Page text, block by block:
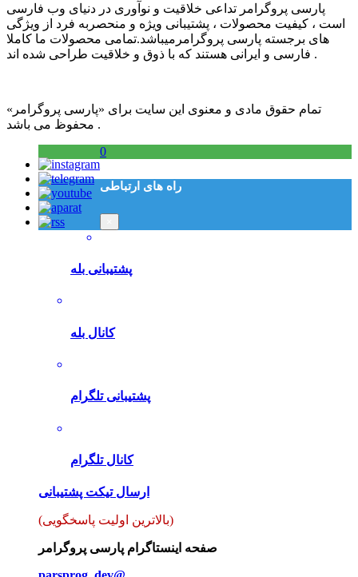
پارسی پروگرامر تداعی خلاقیت و نوآوری در دنیای وب فارسی
است ، کیفیت محصولات ، پشتیبانی ویژه و منحصربه فرد از ویژگی
های برجسته پارسی پروگرامرمیباشد.تمامی محصولات ما کاملا
فارسی و ایرانی هستند که با ذوق و خلاقیت طراحی شده اند .
تمام حقوق مادی و معنوی این سایت برای «پارسی پروگرامر»
محفوظ می باشد .
0
راه های ارتباطی
پشتیبانی بله
کانال بله
پشتیبانی تلگرام
کانال تلگرام
ارسال تیکت پشتیبانی
(بالاترین اولیت پاسخگویی)
صفحه اینستاگرام پارسی پروگرامر